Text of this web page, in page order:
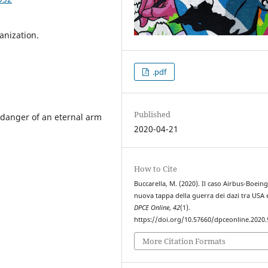
of an eternal arm
.pdf
Published
2020-04-21
How to Cite
Buccarella, M. (2020). Il caso Airbus-
nuova tappa della guerra dei dazi tra USA
DPCE Online,42(1).
https://doi.org/10.57660/
More Citation Formats